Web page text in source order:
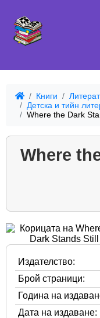
Книги
Детска и тийн
Where the Dark
Where
Издателство:
Брой страници:
Година на
Дата на издаване: